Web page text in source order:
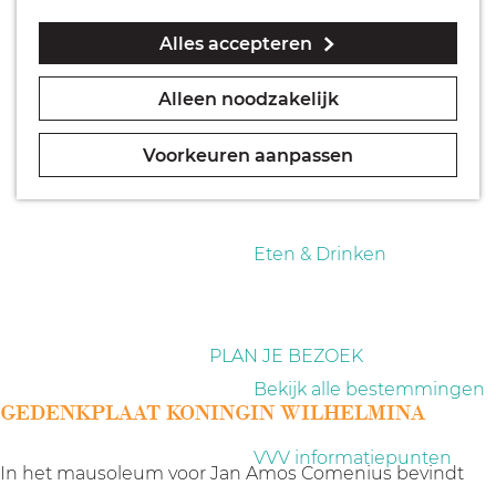
Alles accepteren
Alleen noodzakelijk
Voorkeuren aanpassen
Geocachen
Naar het museum
Eten & Drinken
PLAN JE BEZOEK
Bekijk alle bestemmingen
VVV informatiepunten
GEDENKPLAAT KONINGIN WILHELMINA
In het mausoleum voor Jan Amos Comenius bevindt